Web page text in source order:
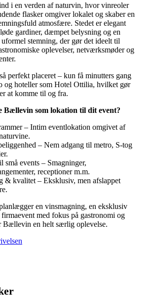
i en verden af naturvin, hvor vinreoler
flasker omgiver lokalet og skaber en
atmosfære. Stedet er elegant
gardiner, dæmpet belysning og en
stemning, der gør det ideelt til
oplevelser, netværksmøder og
perfekt placeret – kun få minutters gang
og hoteller som Hotel Ottilia, hvilket gør
at komme til og fra.
som lokation til dit event?
– Intim eventlokation omgivet af
– Nem adgang til metro, S-tog
små events – Smagninger,
receptioner m.m.
& kvalitet – Eksklusiv, men afslappet
en vinsmagning, en eksklusiv
med fokus på gastronomi og
Bællevin en helt særlig oplevelse.